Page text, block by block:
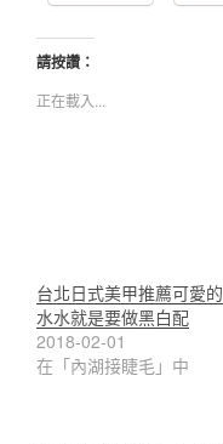
請按讚：
正在載入...
台北日式美甲推薦可愛的
水水就是要做黑白配
2018-02-01
在「內湖接睫毛」中